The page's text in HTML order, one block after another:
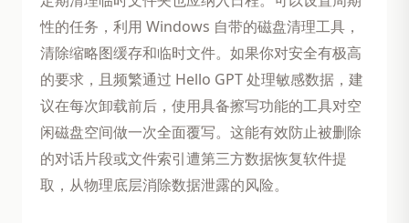
性的任务，利用 Windows 自带的磁盘清理工具，
清除缩略图缓存和临时文件。如果你对安全有极高
的要求，且频繁通过 Hello GPT 处理敏感数据，建
议在每次卸载前后，使用具备擦写功能的工具对空
闲磁盘空间做一次全面覆写。这能有效防止被删除
的对话片段或文件索引遭第三方数据恢复软件提
取，从物理底层消除数据泄露的风险。